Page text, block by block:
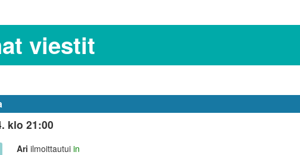
viestit
klo 21:00
Ari ilmoittautui in